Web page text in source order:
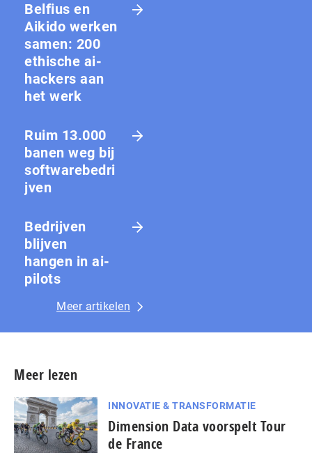
Belfius en
Aikido werken
samen: 200
ethische ai-
hackers aan
het werk
Ruim 13.000
banen weg bij
softwarebedri
jven
Bedrijven
blijven
hangen in ai-
pilots
Meer artikelen
Meer lezen
INNOVATIE & TRANSFORMATIE
Dimension Data voorspelt Tour
de France